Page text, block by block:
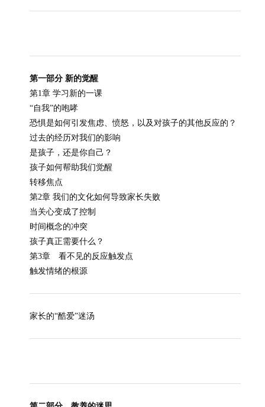
第一部分 新的觉醒
第1章 学习新的一课
“自我”的咆哮
恐惧是如何引发焦虑、愤怒，以及对孩子的其他反应的？
过去的经历对我们的影响
是孩子，还是你自己？
孩子如何帮助我们觉醒
转移焦点
第2章 我们的文化如何导致家长失败
当关心变成了控制
时间概念的冲突
孩子真正需要什么？
第3章 看不见的反应触发点
触发情绪的根源
家长的“酷爱”迷汤